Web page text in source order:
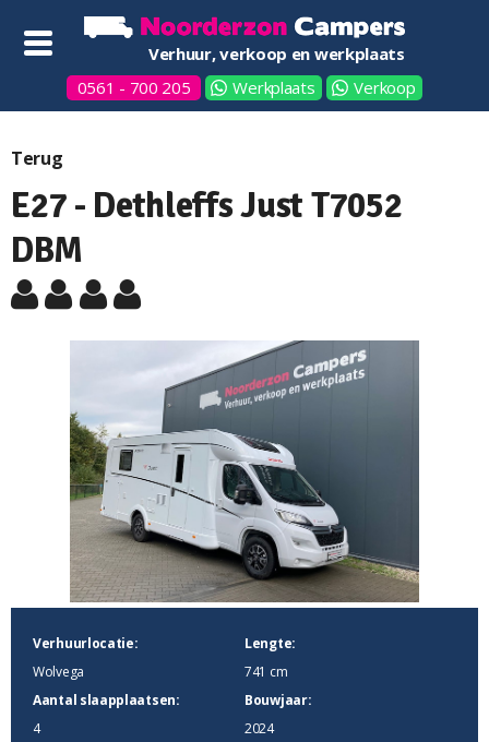
Verhuur, verkoop en werkplaats
0561 - 700 205
Werkplaats Verkoop
Terug
E27 - Dethleffs Just T7052
DBM
Verhuurlocatie:
Wolvega
Lengte:
741 cm
Aantal slaapplaatsen:
4
Bouwjaar:
2024